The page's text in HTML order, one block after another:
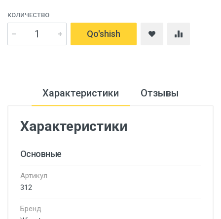
КОЛИЧЕСТВО
Qo'shish
Характеристики Отзывы
Характеристики
Основные
Артикул
312
Бренд